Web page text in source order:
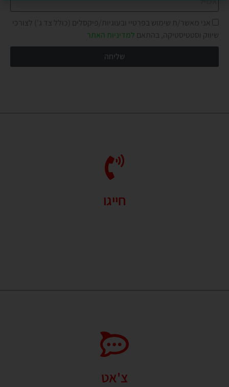
אני מאשר/ת שימוש בפרטיי ובעוגיות/פיקסלים (כולל צד ג') לצורכי
שיווק וסטטיסטיקה, בהתאם למדיניות האתר
שליחה
חייגו
צ'אט